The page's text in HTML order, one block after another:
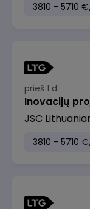
3810 - 5710
prieš 1 d.
Inovacijų
JSC
3810 - 5710